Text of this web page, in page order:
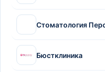
Стоматология
Бюстклиника